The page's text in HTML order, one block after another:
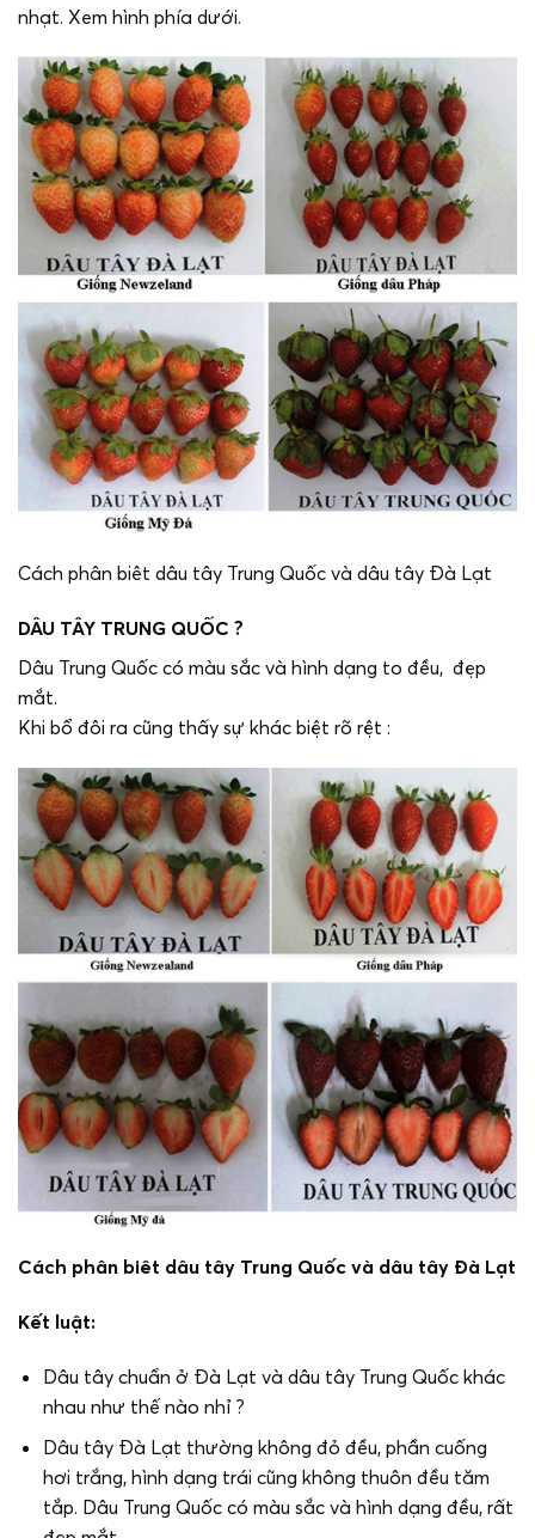
nhạt. Xem hình phía dưới.
Cách phân biêt dâu tây Trung Quốc và dâu tây Đà Lạt
DÂU TÂY TRUNG QUỐC ?
Dâu Trung Quốc có màu sắc và hình dạng to đều, đẹp
mắt.
Khi bổ đôi ra cũng thấy sự khác biệt rõ rệt :
Cách phân biêt dâu tây Trung Quốc và dâu tây Đà Lạt
Kết luật:
Dâu tây chuẩn ở Đà Lạt và dâu tây Trung Quốc khác
nhau như thế nào nhỉ ?
Dâu tây Đà Lạt thường không đỏ đều, phần cuống
hơi trắng, hình dạng trái cũng không thuôn đều tăm
tắp. Dâu Trung Quốc có màu sắc và hình dạng đều, rất